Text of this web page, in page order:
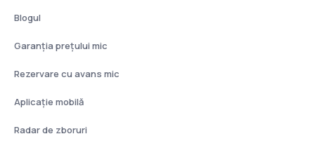
Blogul
Garanția prețului mic
Rezervare cu avans mic
Aplicație mobilă
Radar de zboruri